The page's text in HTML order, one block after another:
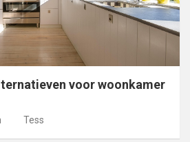
voor woonkamer
Tess